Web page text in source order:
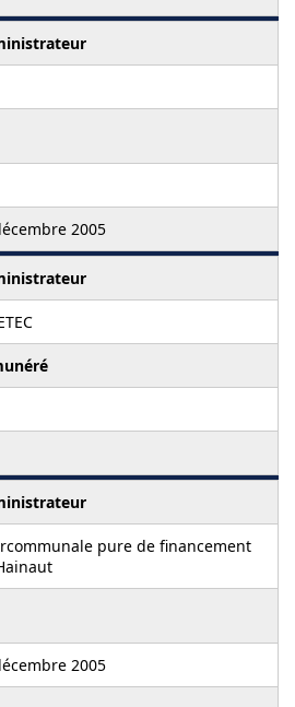
2005
pure de financement
2005